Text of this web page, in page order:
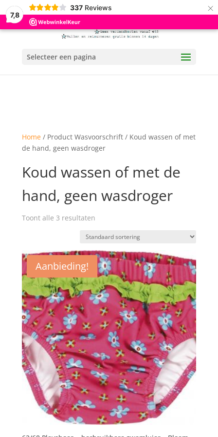
7,8
337 Reviews ×
Selecteer een pagina
Home/ Product Wasvoorschrift / Koud wassen of met
de hand, geen wasdroger
Koud wassen of met de
hand, geen wasdroger
Toont alle 3 resultaten
Aanbieding!